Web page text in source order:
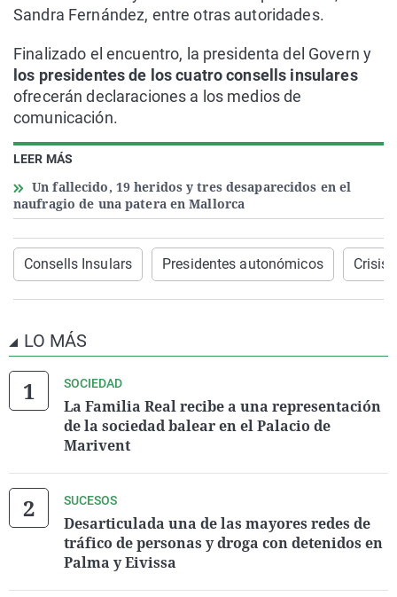
LEER MÁS
Un fallecido, 19 heridos y tres desaparecidos en el
naufragio de una patera en Mallorca
Sandra Fernández, entre otras autoridades.
Finalizado el encuentro, la presidenta del Govern y
los presidentes de los cuatro consells insulares
ofrecerán declaraciones a los medios de
comunicación.
Consells Insulars Presidentes autonómicos Crisis
LO MÁS
SOCIEDAD
La Familia Real recibe a una representación
de la sociedad balear en el Palacio de
Marivent
SUCESOS
Desarticulada una de las mayores redes de
tráfico de personas y droga con detenidos en
Palma y Eivissa